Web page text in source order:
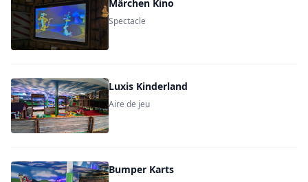
Märchen Kino
Spectacle
Luxis Kinderland
Aire de jeu
Bumper Karts